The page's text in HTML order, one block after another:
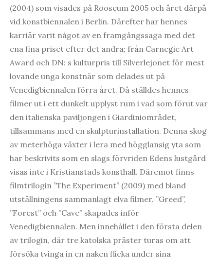
(2004) som visades på Rooseum 2005 och året därpå
vid konstbiennalen i Berlin. Därefter har hennes
karriär varit något av en framgångssaga med det
ena fina priset efter det andra; från Carnegie Art
Award och DN: s kulturpris till Silverlejonet för mest
lovande unga konstnär som delades ut på
Venedigbiennalen förra året. Då ställdes hennes
filmer ut i ett dunkelt upplyst rum i vad som förut var
den italienska paviljongen i Giardiniområdet,
tillsammans med en skulpturinstallation. Denna skog
av meterhöga växter i lera med högglansig yta som
har beskrivits som en slags förvriden Edens lustgård
visas inte i Kristianstads konsthall. Däremot finns
filmtrilogin ”The Experiment” (2009) med bland
utställningens sammanlagt elva filmer. ”Greed”,
”Forest” och ”Cave” skapades inför
Venedigbiennalen. Men innehållet i den första delen
av trilogin, där tre katolska präster turas om att
försöka tvinga in en naken flicka under sina